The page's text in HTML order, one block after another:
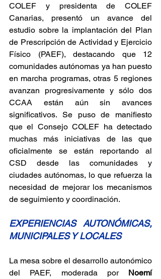
COLEF y presidenta de COLEF
Canarias, presentó un avance del
estudio sobre la implantación del Plan
de Prescripción de Actividad y Ejercicio
Físico (PAEF), destacando que 12
comunidades autónomas ya han puesto
en marcha programas, otras 5 regiones
avanzan progresivamente y sólo dos
CCAA están aún sin avances
significativos. Se puso de manifiesto
que el Consejo COLEF ha detectado
muchas más iniciativas de las que
oficialmente se están reportando al
CSD desde las comunidades y
ciudades autónomas, lo que refuerza la
necesidad de mejorar los mecanismos
de seguimiento y coordinación.
EXPERIENCIAS AUTONÓMICAS,
MUNICIPALES Y LOCALES
La mesa sobre el desarrollo autonómico
del PAEF, moderada por Noemí